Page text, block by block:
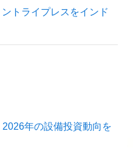
トライプレスをインド
年の設備投資動向を